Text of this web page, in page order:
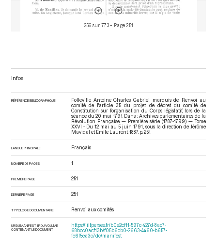
256 sur 773 • Page 251
Infos
RÉFÉRENCE BIBLIOGRAPHIQUE
Folleville Antoine Charles Gabriel, marquis de. Renvoi au
comité de l'article 35 du projet de décret du comité de
Constitution sur l’organisation du Corps législatif, lors de la
séance du 20 mai 1791. Dans : Archives parlementaires de la
Révolution Française — Première série (1787-1799) — Tome
XXVI - Du 12 mai au 5 juin 1791.
, sous la direction de Jérôme
Mavidal et Emile Laurent. 1887. p. 251.
LANGUE PRINCIPALE Français
NOMBRE DE PAGES 1
PREMIÈRE PAGE 251
DERNIÈRE PAGE 251
TYPOLOGIE DOCUMENTAIRE Renvoi aux comités
URI DU MANIFEST IIIF DU VOLUME
CONTENANT LE DOCUMENT
https://iiif.persee.fr/b0e2cf11-597c-427d-8ac7-
68bcc0acf13b/f05b6cb0-2663-4460-b657-
fe6f5ea3c7dc/manifest